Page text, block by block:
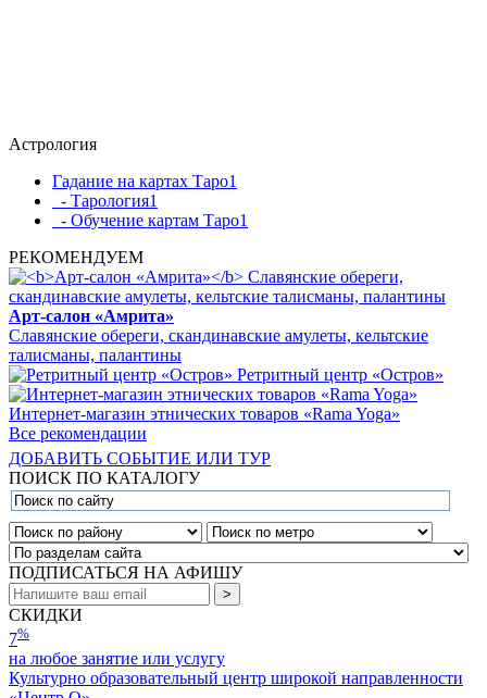
Астрология
Гадание на картах Таро1
- Тарология1
- Обучение картам Таро1
РЕКОМЕНДУЕМ
Арт-салон «Амрита»
Славянские обереги, скандинавские амулеты, кельтские
талисманы, палантины
Ретритный центр «Остров»
Интернет-магазин этнических товаров «Rama Yoga»
Все рекомендации
ДОБАВИТЬ СОБЫТИЕ ИЛИ ТУР
ПОИСК ПО КАТАЛОГУ
ПОДПИСАТЬСЯ НА АФИШУ
СКИДКИ
7%
на любое занятие или услугу
Культурно образовательный центр широкой направленности